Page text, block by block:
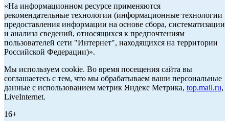
«На информационном ресурсе применяются
рекомендательные технологии (информационные технологии
предоставления информации на основе сбора, систематизации
и анализа сведений, относящихся к предпочтениям
пользователей сети "Интернет", находящихся на территории
Российской Федерации)».
Мы используем cookie. Во время посещения сайта вы
соглашаетесь с тем, что мы обрабатываем ваши персональные
данные с использованием метрик Яндекс Метрика, top.mail.ru,
LiveInternet.
16+